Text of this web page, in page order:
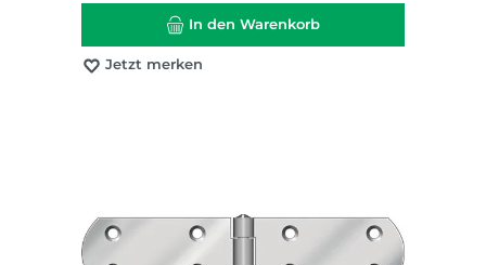
In den Warenkorb
Jetzt merken